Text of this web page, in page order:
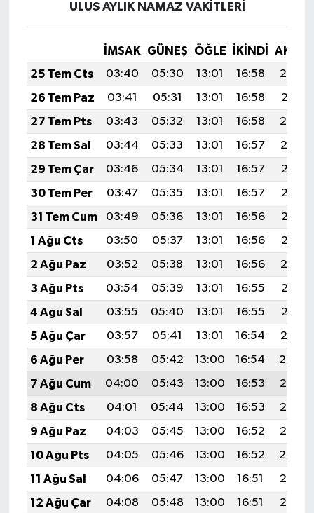
ULUS AYLIK NAMAZ VAKITLERI
İMSAK GÜNEŞ ÖĞLE İKINDI
25 Tem Cts
03:40 05:30 13:01 16:58
20:22
26 Tem Paz
03:41 05:31 13:01 16:58
20:21
27 Tem Pts
03:43 05:32 13:01 16:58
20:20
28 Tem Sal
03:44 05:33 13:01 16:57
20:19
29 Tem Çar
03:46 05:34 13:01 16:57
20:18
30 Tem Per
03:47 05:35 13:01 16:57
20:17
31 Tem Cum
03:49 05:36 13:01 16:56
20:16
1 Ağu Cts
03:50 05:37 13:01 16:56
20:15
2 Ağu Paz
03:52 05:38 13:01 16:56
20:14
3 Ağu Pts
03:54 05:39 13:01 16:55
20:13
4 Ağu Sal
03:55 05:40 13:01 16:55
20:12
5 Ağu Çar
03:57 05:41 13:01 16:54
20:10
6 Ağu Per
03:58 05:42 13:00 16:54
20:09
7 Ağu Cum
04:00 05:43 13:00 16:53
20:08
8 Ağu Cts
04:01 05:44 13:00 16:53
20:07
9 Ağu Paz
04:03 05:45 13:00 16:52
20:05
10 Ağu Pts
04:05 05:46 13:00 16:52
20:04
11 Ağu Sal
04:06 05:47 13:00 16:51
20:03
12 Ağu Çar
04:08 05:48 13:00 16:51
20:02